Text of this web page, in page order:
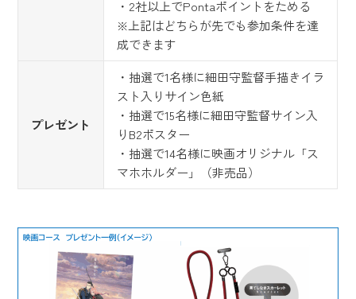
・2社以上でPontaポイントをためる
※上記はどちらが先でも参加条件を達
成できます
プレゼント
・抽選で1名様に細田守監督手描きイラ
スト入りサイン色紙
・抽選で15名様に細田守監督サイン入
りB2ポスター
・抽選で14名様に映画オリジナル「ス
マホホルダー」（非売品）